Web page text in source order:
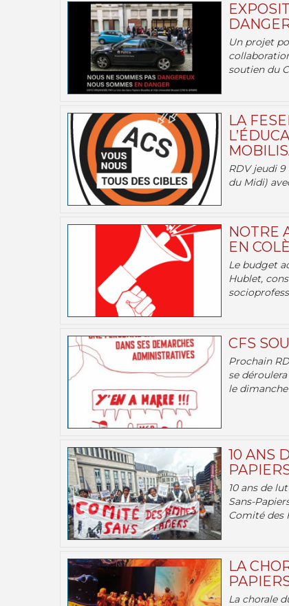
Un projet
soutien du
LA
RDV jeudi
du Midi)
NOTRE
EN
Le budget
Hublet,
CFS
Prochain
se
le dimanche
10 ANS
10 ans de
Sans-
Comité des
LA
La chorale